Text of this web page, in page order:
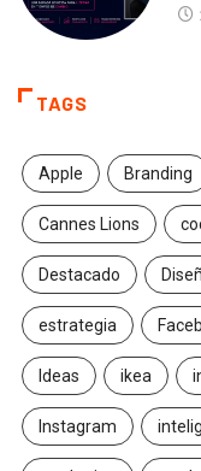
TAGS
Apple Branding
Cannes Lions
Destacado
estrategia
Ideas ikea
Instagram